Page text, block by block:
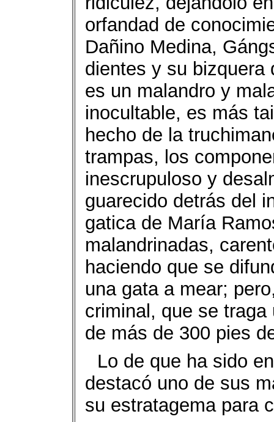
orfandad de
Dañino Medina,
dientes y su bizquera
es un malandro y
inocultable, es más
hecho de la
trampas, los
inescrupuloso y
guarecido detrás del
gatica de María
malandrinadas,
haciendo que se
una gata a mear;
criminal, que se
de más de 300 pies
Lo de que ha sido
destacó uno de sus
su estratagema para